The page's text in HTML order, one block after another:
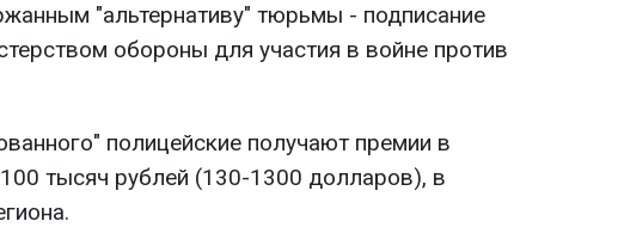
"альтернативу" тюрьмы - подписание
обороны для участия в войне против
полицейские получают премии в
тысяч рублей (130-1300 долларов), в